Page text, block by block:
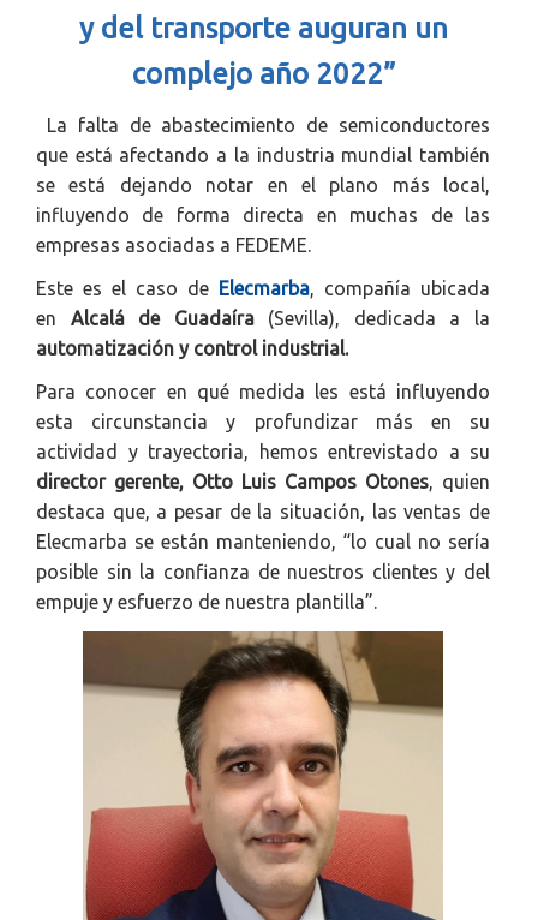
y del transporte auguran un
complejo año 2022”
La falta de abastecimiento de semiconductores
que está afectando a la industria mundial también
se está dejando notar en el plano más local,
influyendo de forma directa en muchas de las
empresas asociadas a FEDEME.
Este es el caso de Elecmarba, compañía ubicada
en Alcalá de Guadaíra(Sevilla), dedicada a la
automatización y control industrial.
Para conocer en qué medida les está influyendo
esta circunstancia y profundizar más en su
actividad y trayectoria, hemos entrevistado a su
director gerente, Otto Luis Campos Otones, quien
destaca que, a pesar de la situación, las ventas de
Elecmarba se están manteniendo, “lo cual no sería
posible sin la confianza de nuestros clientes y del
empuje y esfuerzo de nuestra plantilla”.